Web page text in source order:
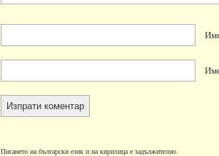
Писането на български език и на кирилица е задължително.